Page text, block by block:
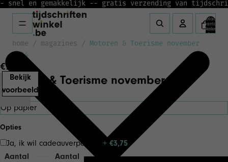
- snel en gemakkelijk -- gratis verzending van
Totaal
aantal
artikelen in
winkelwagen:
home / magazines /
Motoren & Toerisme november
2024
Bekijk
voorbeeld
€12,50
Motoren & Toerisme november 2024
Versie
Opties
Ja, ik wil cadeauverpakking + €3,75
Aantal
Aantal